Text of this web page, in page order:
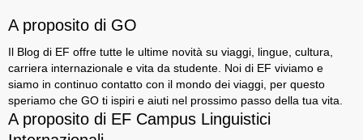
A proposito di GO
Il Blog di EF offre tutte le ultime novità su viaggi, lingue, cultura,
carriera internazionale e vita da studente. Noi di EF viviamo e
siamo in continuo contatto con il mondo dei viaggi, per questo
speriamo che GO ti ispiri e aiuti nel prossimo passo della tua vita.
A proposito di EF Campus Linguistici